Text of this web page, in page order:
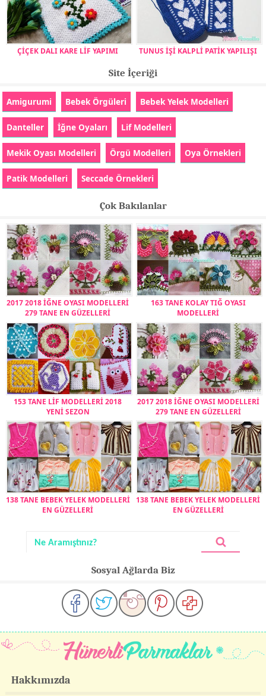
ÇİÇEK DALI KARE LİF YAPIMI TUNUS İŞİ KALPLİ PATİK YAPILIŞI
Site İçeriği
Amigurumi Bebek Örgüleri Bebek Yelek Modelleri
Danteller İğne Oyaları Lif Modelleri
Mekik Oyası Modelleri Örgü Modelleri Oya Örnekleri
Patik Modelleri Seccade Örnekleri
Çok Bakılanlar
2017 2018 İĞNE OYASI MODELLERİ
279 TANE EN GÜZELLERİ
163 TANE KOLAY TIĞ OYASI
MODELLERİ
153 TANE LİF MODELLERİ 2018
YENİ SEZON
2017 2018 İĞNE OYASI MODELLERİ
279 TANE EN GÜZELLERİ
138 TANE BEBEK YELEK MODELLERİ
EN GÜZELLERİ
138 TANE BEBEK YELEK MODELLERİ
EN GÜZELLERİ
Sosyal Ağlarda Biz
Hakkımızda